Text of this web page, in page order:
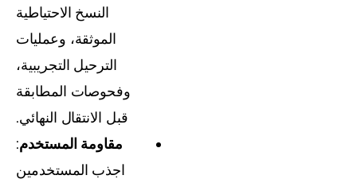
النسخ الاحتياطية
الموثقة، وعمليات
الترحيل التجريبية،
وفحوصات المطابقة
قبل الانتقال النهائي.
مقاومة المستخدم:
اجذب المستخدمين